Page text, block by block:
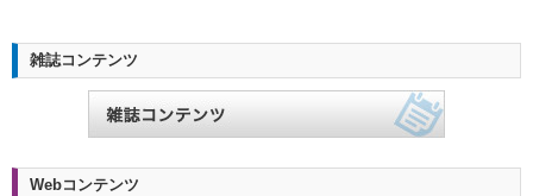
雑誌コンテンツ
Webコンテンツ